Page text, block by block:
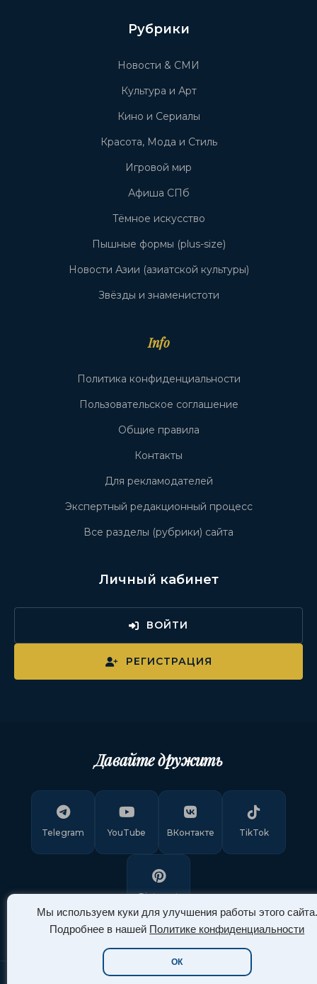
Мы используем куки для улучшения работы этого сайта.
Подробнее в нашей Политике конфиденциальности
ОК
Рубрики
Новости & СМИ
Культура и Арт
Кино и Сериалы
Красота, Мода и Стиль
Игровой мир
Афиша СПб
Тёмное искусство
Пышные формы (plus-size)
Новости Азии (азиатской культуры)
Звёзды и знаменистоти
Info
Политика конфиденциальности
Пользовательское соглашение
Общие правила
Контакты
Для рекламодателей
Экспертный редакционный процесс
Все разделы (рубрики) сайта
Личный кабинет
ВОЙТИ
РЕГИСТРАЦИЯ
Давайте дружить
Telegram YouTube ВКонтакте TikTok
Pinterest